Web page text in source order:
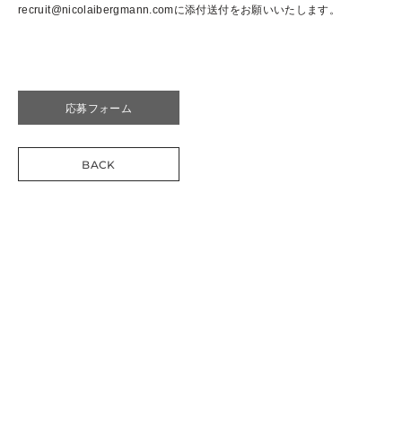
recruit@nicolaibergmann.comに添付送付をお願いいたします。
応募フォーム
BACK